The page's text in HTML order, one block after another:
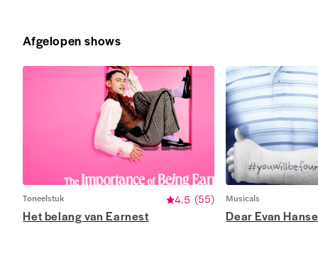
Afgelopen shows
Toneelstuk 4.5 (55)
Het belang van Earnest
Musicals
Dear Evan